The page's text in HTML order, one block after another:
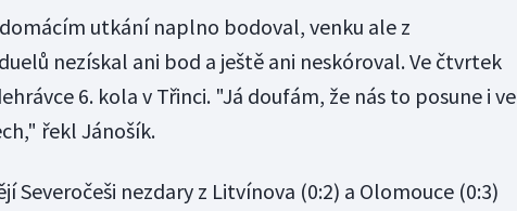
utkání naplno bodoval, venku ale z
nezískal ani bod a ještě ani neskóroval. Ve čtvrtek
6. kola v Třinci. "Já doufám, že nás to posune i ve
řekl Jánošík.
Severočeši nezdary z Litvínova (0:2) a Olomouce (0:3)